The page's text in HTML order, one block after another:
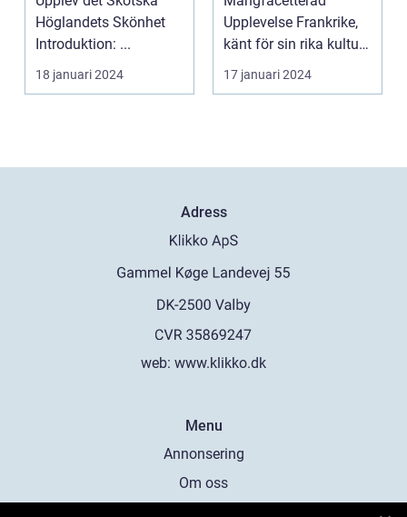
Höglandets Skönhet
Introduktion: ...
18 januari 2024
Upplevelse Frankrike,
känt för sin rika kultur,
historiska a...
17 januari 2024
Adress
web: www.klikko.dk
Menu
Annonsering
Om oss